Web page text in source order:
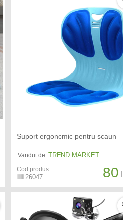
Suport ergonomic pentru scaun
Vandut de: TREND MARKET
Cod produs
26047 80